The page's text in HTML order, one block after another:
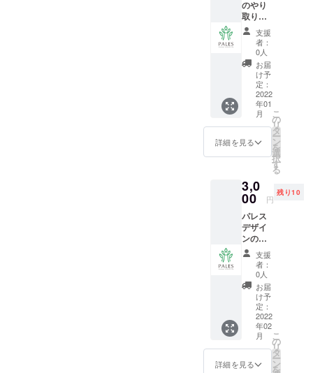
日〜
2022年
3月31日
ドファ
ンディ
ング&単
発特
価！
ウェ
ア・
シュー
ズ等の
レンタ
ルを全
て提供
致しま
間:2022
年1月4
日〜
2022年
3月31日
のやり
取りで
2ヶ月間
の食事
指導を
させて
いただ
きま
す！ 食
事の写
真を
送って
いただ
き、そ
ちらに
のアド
バイス
をさせ
ていた
だきま
す！ お
届け予
日:2022
年1月4
日〜
2022年
3月4日
支援
者：
0人
お届
け予
定：
2022
年01
月
詳細を見る
こ
の
リ
タ
ー
ン
を
選
択
す
る
3,0
00 円
残り10
パレス
デザイ
ンのオ
リジナ
ルウェ
アを作
成し、
ご提供
しま
す！ お
届け予
日:2022
年2月中
支援
者：
0人
お届
け予
定：
2022
年02
月
詳細を見る
こ
の
リ
タ
ー
ン
を